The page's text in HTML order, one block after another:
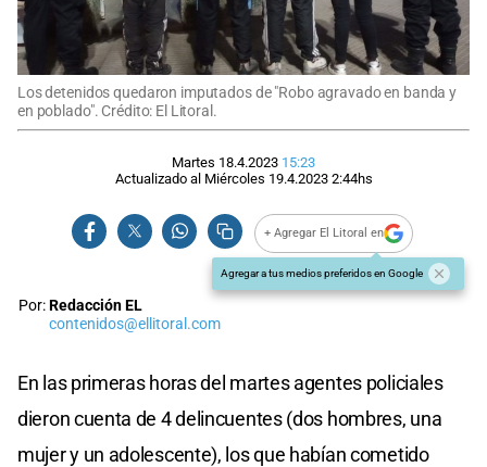
Los detenidos quedaron imputados de "Robo agravado en banda y
en poblado". Crédito: El Litoral.
Martes 18.4.2023 15:23
Actualizado al Miércoles 19.4.2023 2:44hs
+ Agregar El Litoral en
Agregar a tus medios preferidos en Google
Por:Redacción EL
contenidos@ellitoral.com
En las primeras horas del martes agentes policiales
dieron cuenta de 4 delincuentes (dos hombres, una
mujer y un adolescente), los que habían cometido